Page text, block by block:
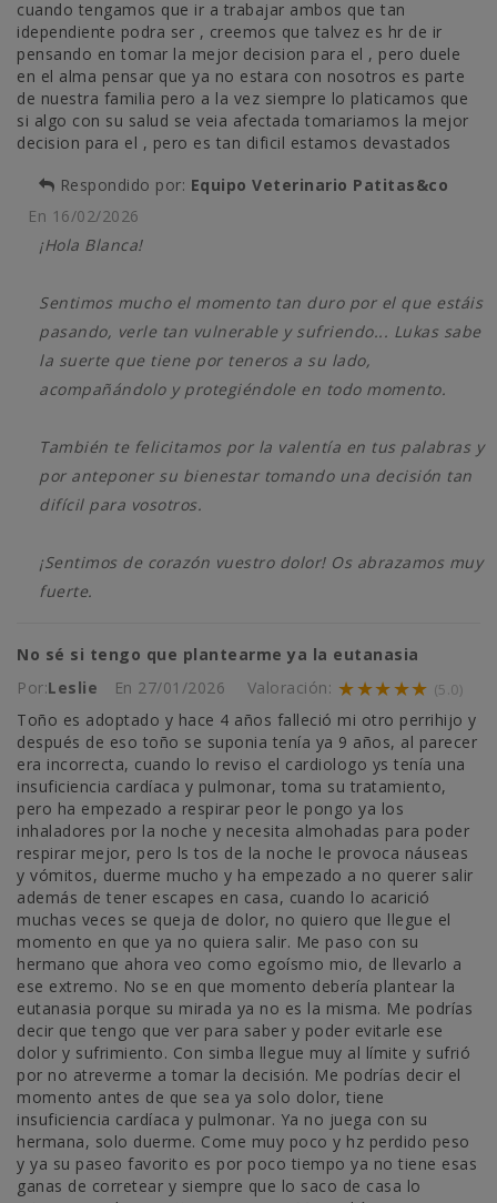
cuando tengamos que ir a trabajar ambos que tan
idependiente podra ser , creemos que talvez es hr de ir
pensando en tomar la mejor decision para el , pero duele
en el alma pensar que ya no estara con nosotros es parte
de nuestra familia pero a la vez siempre lo platicamos que
si algo con su salud se veia afectada tomariamos la mejor
decision para el , pero es tan dificil estamos devastados
Respondido por: Equipo Veterinario Patitas&co
En 16/02/2026
¡Hola Blanca!
Sentimos mucho el momento tan duro por el que estáis
pasando, verle tan vulnerable y sufriendo... Lukas sabe
la suerte que tiene por teneros a su lado,
acompañándolo y protegiéndole en todo momento.
También te felicitamos por la valentía en tus palabras y
por anteponer su bienestar tomando una decisión tan
difícil para vosotros.
¡Sentimos de corazón vuestro dolor! Os abrazamos muy
fuerte.
No sé si tengo que plantearme ya la eutanasia
Por:Leslie En 27/01/2026 Valoración: ★★★★★ (5.0)
Toño es adoptado y hace 4 años falleció mi otro perrihijo y
después de eso toño se suponia tenía ya 9 años, al parecer
era incorrecta, cuando lo reviso el cardiologo ys tenía una
insuficiencia cardíaca y pulmonar, toma su tratamiento,
pero ha empezado a respirar peor le pongo ya los
inhaladores por la noche y necesita almohadas para poder
respirar mejor, pero ls tos de la noche le provoca náuseas
y vómitos, duerme mucho y ha empezado a no querer salir
además de tener escapes en casa, cuando lo acarició
muchas veces se queja de dolor, no quiero que llegue el
momento en que ya no quiera salir. Me paso con su
hermano que ahora veo como egoísmo mio, de llevarlo a
ese extremo. No se en que momento debería plantear la
eutanasia porque su mirada ya no es la misma. Me podrías
decir que tengo que ver para saber y poder evitarle ese
dolor y sufrimiento. Con simba llegue muy al límite y sufrió
por no atreverme a tomar la decisión. Me podrías decir el
momento antes de que sea ya solo dolor, tiene
insuficiencia cardíaca y pulmonar. Ya no juega con su
hermana, solo duerme. Come muy poco y hz perdido peso
y ya su paseo favorito es por poco tiempo ya no tiene esas
ganas de corretear y siempre que lo saco de casa lo